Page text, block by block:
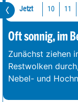
Jetzt 10 11
Oft sonnig, im
Zunächst ziehen
Restwolken
Nebel- und